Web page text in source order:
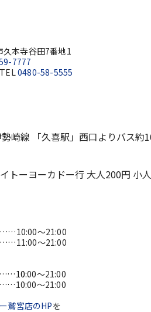
本寺谷田7番地1
7777
0480-58-5555
崎線 「久喜駅」西口よりバス約
トーヨーカドー行 大人200円 小
10:00～21:00
11:00～21:00
:00～21:00
10:00～21:00
鷲宮店のHPを